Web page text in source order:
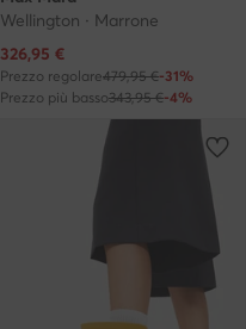
Wellington · Marrone
Prezzo attuale
326,95 €
Prezzo regolare479,95 €-31%
Prezzo più basso343,95 €-4%